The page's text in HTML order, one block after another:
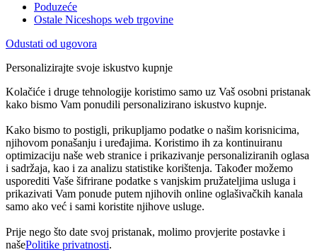
Poduzeće
Ostale Niceshops web trgovine
Odustati od ugovora
Personalizirajte svoje iskustvo kupnje
Kolačiće i druge tehnologije koristimo samo uz Vaš osobni pristanak
kako bismo Vam ponudili personalizirano iskustvo kupnje.
Kako bismo to postigli, prikupljamo podatke o našim korisnicima,
njihovom ponašanju i uređajima. Koristimo ih za kontinuiranu
optimizaciju naše web stranice i prikazivanje personaliziranih oglasa
i sadržaja, kao i za analizu statistike korištenja. Također možemo
usporediti Vaše šifrirane podatke s vanjskim pružateljima usluga i
prikazivati Vam ponude putem njihovih online oglašivačkih kanala
samo ako već i sami koristite njihove usluge.
Prije nego što date svoj pristanak, molimo provjerite postavke i
našePolitike privatnosti.